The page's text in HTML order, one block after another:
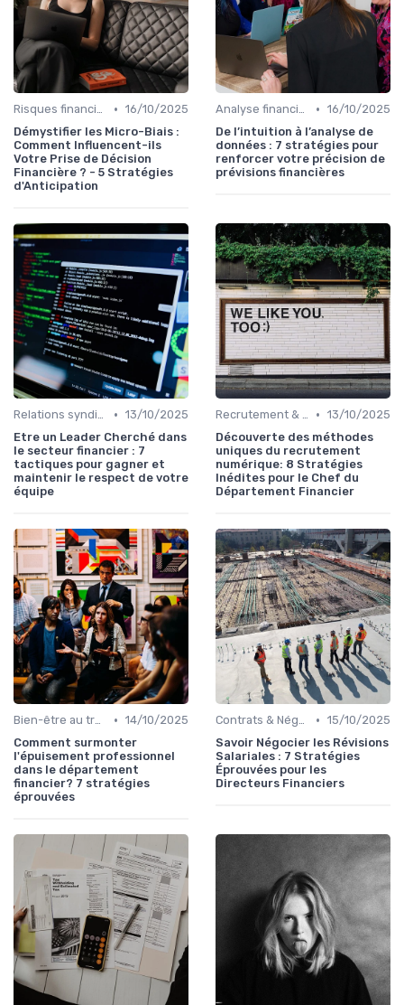
Risques financiers • 16/10/2025
Démystifier les Micro-Biais :
Comment Influencent-ils
Votre Prise de Décision
Financière ? - 5 Stratégies
d'Anticipation
Analyse financière • 16/10/2025
De l’intuition à l’analyse de
données : 7 stratégies pour
renforcer votre précision de
prévisions financières
Relations syndicales • 13/10/2025
Etre un Leader Cherché dans
le secteur financier : 7
tactiques pour gagner et
maintenir le respect de votre
équipe
Recrutement & Intégration • 13/10/2025
Découverte des méthodes
uniques du recrutement
numérique: 8 Stratégies
Inédites pour le Chef du
Département Financier
Bien-être au travail • 14/10/2025
Comment surmonter
l'épuisement professionnel
dans le département
financier? 7 stratégies
éprouvées
Contrats & Négociations • 15/10/2025
Savoir Négocier les Révisions
Salariales : 7 Stratégies
Éprouvées pour les
Directeurs Financiers